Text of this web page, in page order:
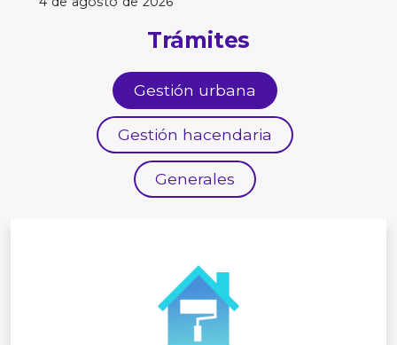
Trámites
Gestión urbana
Gestión hacendaria
Generales